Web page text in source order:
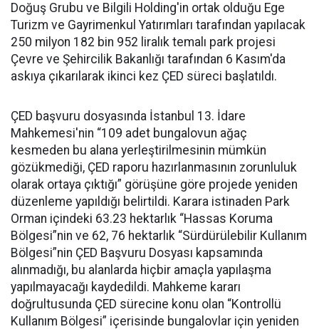
Doğuş Grubu ve Bilgili Holding'in ortak olduğu Ege
Turizm ve Gayrimenkul Yatırımları tarafından yapılacak
250 milyon 182 bin 952 liralık temalı park projesi
Çevre ve Şehircilik Bakanlığı tarafından 6 Kasım'da
askıya çıkarılarak ikinci kez ÇED süreci başlatıldı.
ÇED başvuru dosyasında İstanbul 13. İdare
Mahkemesi'nin “109 adet bungalovun ağaç
kesmeden bu alana yerleştirilmesinin mümkün
gözükmediği, ÇED raporu hazırlanmasının zorunluluk
olarak ortaya çıktığı” görüşüne göre projede yeniden
düzenleme yapıldığı belirtildi. Karara istinaden Park
Orman içindeki 63.23 hektarlık “Hassas Koruma
Bölgesi”nin ve 62, 76 hektarlık “Sürdürülebilir Kullanım
Bölgesi”nin ÇED Başvuru Dosyası kapsamında
alınmadığı, bu alanlarda hiçbir amaçla yapılaşma
yapılmayacağı kaydedildi. Mahkeme kararı
doğrultusunda ÇED sürecine konu olan “Kontrollü
Kullanım Bölgesi” içerisinde bungalovlar için yeniden